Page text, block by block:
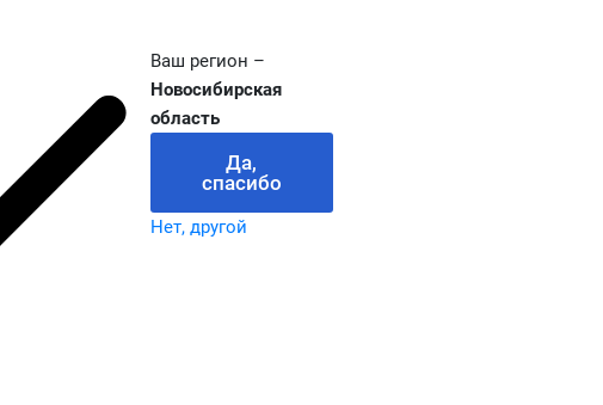
Ваш регион –
Новосибирская
область
Да,
спасибо
Нет, другой